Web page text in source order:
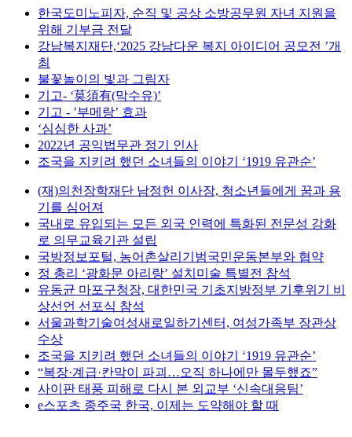
한국도미노피자, 순직 및 공상 소방공무원 자녀 지원을
위해 기부금 전달
강남복지재단,‘2025 강남다운 복지 아이디어 공모전 ’개
최
불꽃놀이의 빛과 그림자
기고- ‘莫須有(막수유)’
기고 - ’부메랑’ 효과
‘심심한 사과’
2022년 공익법무관 정기 인사
조국을 지키려 했던 소녀들의 이야기 ‘1919 유관순’
(재)의천장학재단 남정헌 이사장, 청소년들에게 꿈과 용
기를 심어져
국내로 유입되는 모든 외국 인력에 특화된 전문성 강화
로 의무교육기관 설립
국방정보포털, 농어촌살리기범국민운동본부와 협약
정 총리 ‘광화문 아리랑’ 설치미술 특별전 참석
유동균 마포구청장, 대한민국 기초지방정부 기후위기 비
상선언 선포식 참석
서울과학기술여성새로일하기센터, 여성가족부 장관상
수상
조국을 지키려 했던 소녀들의 이야기 ‘1919 유관순’
“복장·계급·칸막이 파괴…오직 하나에만 몰두했죠”
사이판 태풍 피해로 다시 본 외교부 ‘신속대응팀’
e스포츠 종주국 한국, 이제는 도약해야 할 때